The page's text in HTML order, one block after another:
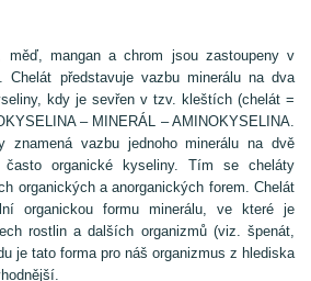
měď, mangan a chrom jsou zastoupeny v
Chelát představuje vazbu minerálu na dva
kdy je sevřen v tzv. kleštích (chelát =
– MINERÁL – AMINOKYSELINA.
znamená vazbu jednoho minerálu na dvě
často organické kyseliny. Tím se cheláty
organických a anorganických forem. Chelát
organickou formu minerálu, ve které je
rostlin a dalších organizmů (viz. špenát,
je tato forma pro náš organizmus z hlediska